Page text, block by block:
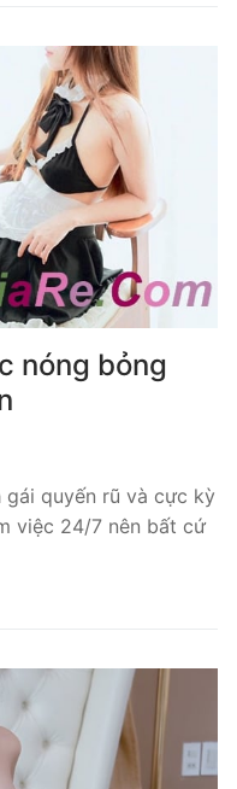
nóng bỏng
gái quyến rũ và cực kỳ
việc 24/7 nên bất cứ